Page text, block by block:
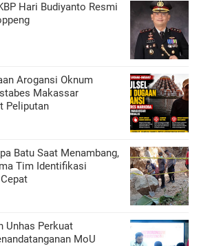
Hari Budiyanto Resmi
Arogansi Oknum
Makassar
Peliputan
Batu Saat Menambang,
Tim Identifikasi
Unhas Perkuat
MoU